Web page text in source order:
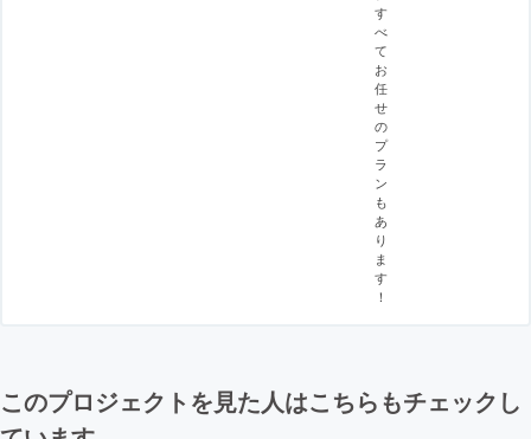
す
べ
て
お
任
せ
の
プ
ラ
ン
も
あ
り
ま
す
！
このプロジェクトを見た人はこちらもチェックし